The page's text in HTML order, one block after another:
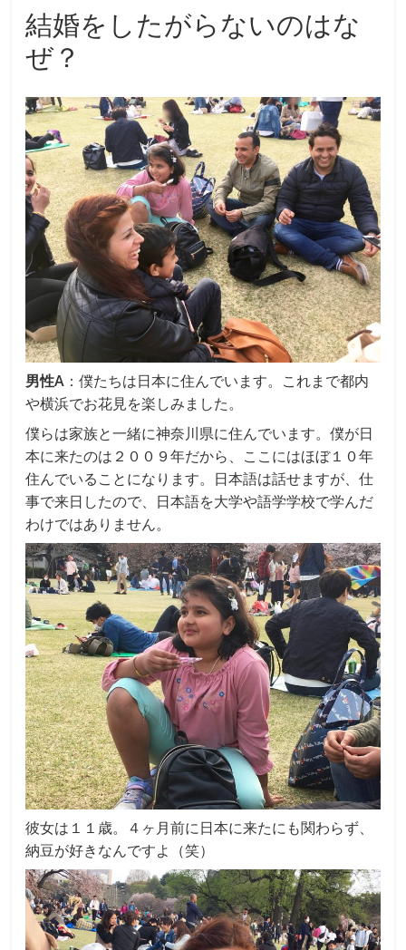
結婚をしたがらないのはな
ぜ？
男性A ：僕たちは日本に住んでいます。これまで都内
や横浜でお花見を楽しみました。
僕らは家族と一緒に神奈川県に住んでいます。僕が日
本に来たのは２００９年だから、ここにはほぼ１０年
住んでいることになります。日本語は話せますが、仕
事で来日したので、日本語を大学や語学学校で学んだ
わけではありません。
彼女は１１歳。４ヶ月前に日本に来たにも関わらず、
納豆が好きなんですよ（笑）